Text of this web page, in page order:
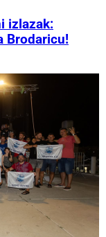
izlazak:
Brodaricu!